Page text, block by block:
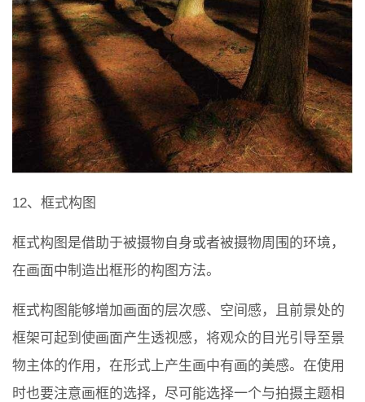
12、框式构图
框式构图是借助于被摄物自身或者被摄物周围的环境，
在画面中制造出框形的构图方法。
框式构图能够增加画面的层次感、空间感，且前景处的
框架可起到使画面产生透视感，将观众的目光引导至景
物主体的作用，在形式上产生画中有画的美感。在使用
时也要注意画框的选择，尽可能选择一个与拍摄主题相